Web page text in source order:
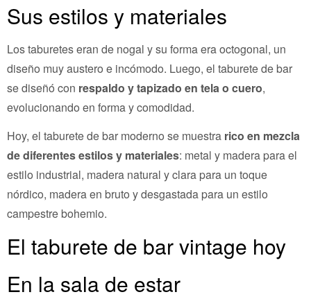
Sus estilos y materiales
Los taburetes eran de nogal y su forma era octogonal, un
diseño muy austero e incómodo. Luego, el taburete de bar
se diseñó con respaldo y tapizado en tela o cuero,
evolucionando en forma y comodidad.
Hoy, el taburete de bar moderno se muestra rico en mezcla
de diferentes estilos y materiales: metal y madera para el
estilo industrial, madera natural y clara para un toque
nórdico, madera en bruto y desgastada para un estilo
campestre bohemio.
El taburete de bar vintage hoy
En la sala de estar